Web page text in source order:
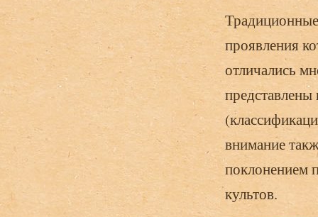
проявления
отличались
внимание
поклонением
культов.